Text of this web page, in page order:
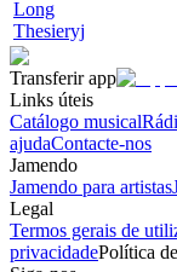
Long
Thesieryj
Transferir app
Links úteis
Catálogo musical
ajudaContacte-nos
Jamendo
Jamendo para artistas
Legal
Termos gerais de
privacidadePolítica